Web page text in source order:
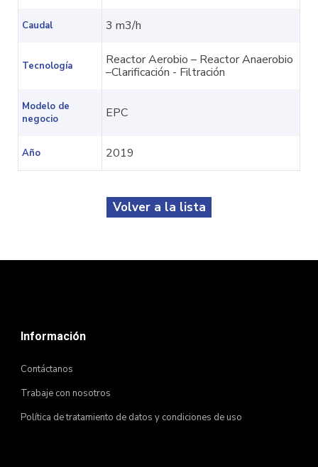
Caudal 3 m3/h
Tecnología
Reactor Aerobio – Reactor Anaerobio
–Clarificación - Filtración
Modelo de
negocio
EPC
Año 2019
Volver a la lista
Información
Contáctanos
Trabaje con nosotros
Política de tratamiento de datos y condiciones de uso